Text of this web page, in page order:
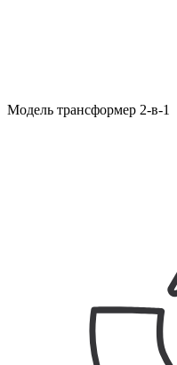
Модель трансформер 2-в-1